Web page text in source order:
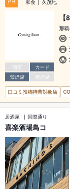
和食 久茂地
個室
カード
禁煙席
喫煙席
那
口コミ投稿特典対象店
居酒屋 国際通り
喜楽酒場鳥コ